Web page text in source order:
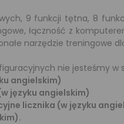
9 funkcji tętna, 8
łączność z
narzędzie treningowe
nie jesteśmy w
angielskim)
języku angielskim)
licznika (w języku